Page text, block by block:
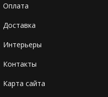
Оплата
Доставка
Интерьеры
Контакты
Карта сайта